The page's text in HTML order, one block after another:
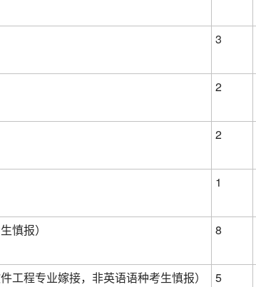
3
2
2
1
慎报） 8
工程专业嫁接，非英语语种考生慎报） 5